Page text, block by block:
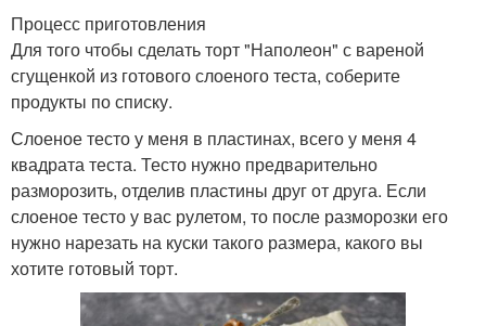
Процесс приготовления
Для того чтобы сделать торт "Наполеон" с вареной
сгущенкой из готового слоеного теста, соберите
продукты по списку.
Слоеное тесто у меня в пластинах, всего у меня 4
квадрата теста. Тесто нужно предварительно
разморозить, отделив пластины друг от друга. Если
слоеное тесто у вас рулетом, то после разморозки его
нужно нарезать на куски такого размера, какого вы
хотите готовый торт.